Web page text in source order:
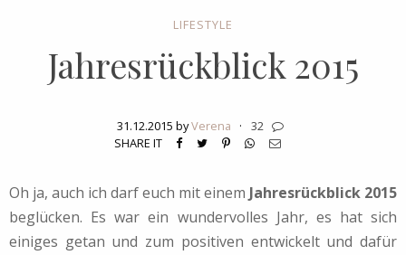
LIFESTYLE
Jahresrückblick 2015
31.12.2015 byVerena ·
32
SHARE IT
Oh ja, auch ich darf euch mit einem Jahresrückblick 2015
beglücken. Es war ein wundervolles Jahr, es hat sich
einiges getan und zum positiven entwickelt und dafür